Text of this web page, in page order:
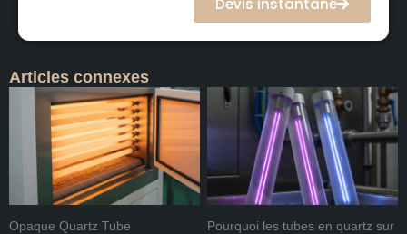
Devis instantané
Articles connexes
Opaque Quartz Tube
Pourquoi les tubes en quartz sur